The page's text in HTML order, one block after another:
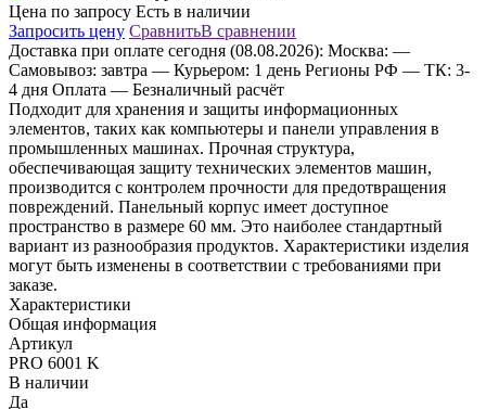
Цена по запросу Есть в наличии
Запросить цену СравнитьВ сравнении
Доставка при оплате сегодня (08.08.2026): Москва: —
Самовывоз: завтра — Курьером: 1 день Регионы РФ — ТК: 3-
4 дня Оплата — Безналичный расчёт
Подходит для хранения и защиты информационных
элементов, таких как компьютеры и панели управления в
промышленных машинах. Прочная структура,
обеспечивающая защиту технических элементов машин,
производится с контролем прочности для предотвращения
повреждений. Панельный корпус имеет доступное
пространство в размере 60 мм. Это наиболее стандартный
вариант из разнообразия продуктов. Характеристики изделия
могут быть изменены в соответствии с требованиями при
заказе.
Характеристики
Общая информация
Артикул
PRO 6001 K
В наличии
Да